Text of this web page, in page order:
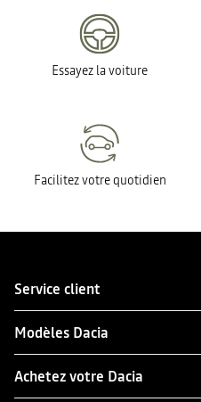
Essayez la voiture
Facilitez votre quotidien
Service client
Modèles Dacia
Achetez votre Dacia